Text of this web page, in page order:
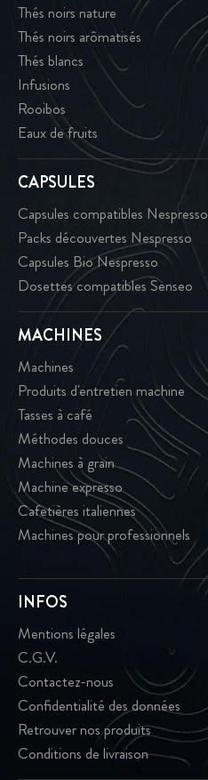
Thés noirs nature
Thés noirs arômatisés
Thés blancs
Infusions
Rooibos
Eaux de fruits
CAPSULES
Capsules compatibles Nespresso
Packs découvertes Nespresso
Capsules Bio Nespresso
Dosettes compatibles Senseo
MACHINES
Machines
Produits d'entretien machine
Tasses à café
Méthodes douces
Machines à grain
Machine expresso
Cafetières italiennes
Machines pour professionnels
INFOS
Mentions légales
C.G.V.
Contactez-nous
Confidentialité des données
Retrouver nos produits
Conditions de livraison